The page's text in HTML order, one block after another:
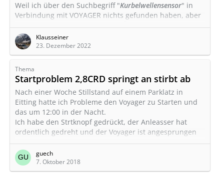
Weil ich über den Suchbegriff "Kurbelwellensensor" in
Verbindung mit VOYAGER nichts gefunden haben, aber
dann Hilfe unter einer anderen Überschrift bekommen
habe,
machen hier ein neues
Ich denke, dass die gemachten Erfahrungen hierüber
unter dem Suchbegriff "
finden sind:
Motor Startproblem 2,8CRD springt an stirbt ab
Klausseiner
23. Dezember 2022
Thema
Startproblem 2,8CRD springt an stirbt ab
Nach einer Woche Stillstand auf einem Parklatz in
Eitting hatte ich Probleme den Voyager zu Starten und
das um 12:00 in der Nacht.
Ich habe den Strtknopf gedrückt, der Anleasser hat
ordentlich gedreht und der Voyager ist angesprungen
und sofort wieder ausgegangen, hat sich angefühlt als
ob nur ein Zylinder angesprungen wäre. Nochmals
probiert-wieder das Selbe. Ich habe es drei bis viermal
probiert, immer das Selbe. Dann habe ich den Strtknopf
guech
7. Oktober 2018